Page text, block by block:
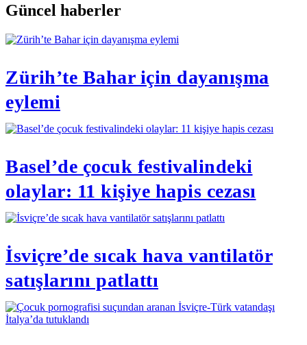
Güncel haberler
Zürih’te Bahar için dayanışma
eylemi
Basel’de çocuk festivalindeki
olaylar: 11 kişiye hapis cezası
İsviçre’de sıcak hava vantilatör
satışlarını patlattı